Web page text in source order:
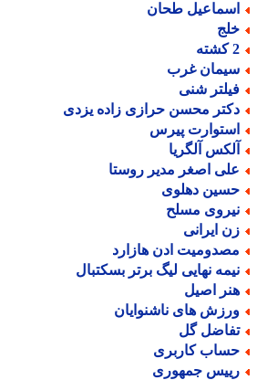
طحان
غرب
شنی
محسن حرازی زاده یزدی
پیرس
آلگریا
اصغر مدیر روستا
دهلوی
مسلح
ایرانی
ادن هازارد
نهایی لیگ برتر بسکتبال
اصیل
های ناشنوایان
گل
کاربری
جمهوری